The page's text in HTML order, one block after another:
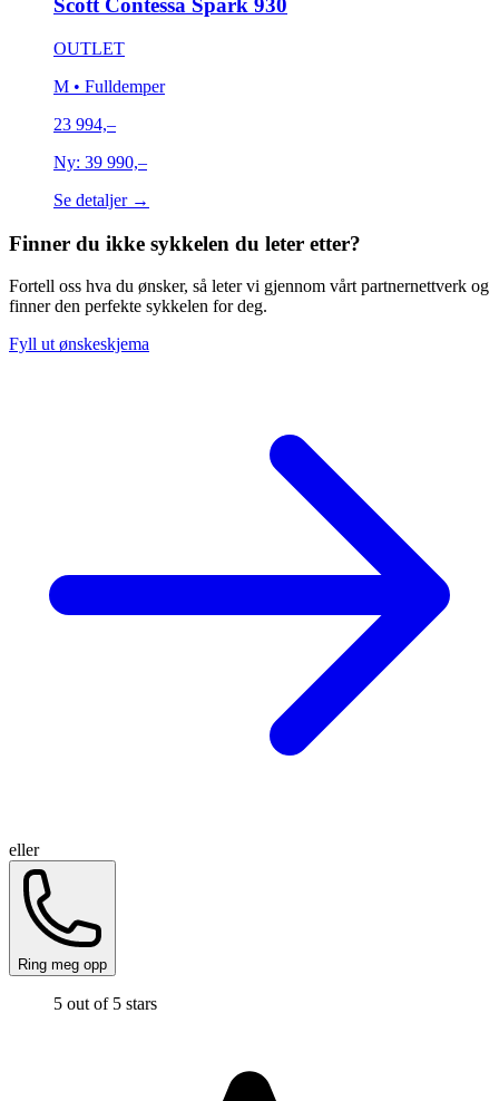
Scott Contessa Spark 930
OUTLET
M • Fulldemper
23 994,–
Ny: 39 990,–
Se detaljer →
Finner du ikke sykkelen du leter etter?
Fortell oss hva du ønsker, så leter vi gjennom vårt partnernettverk og
finner den perfekte sykkelen for deg.
Fyll ut ønskeskjema
eller
Ring meg opp
5 out of 5 stars